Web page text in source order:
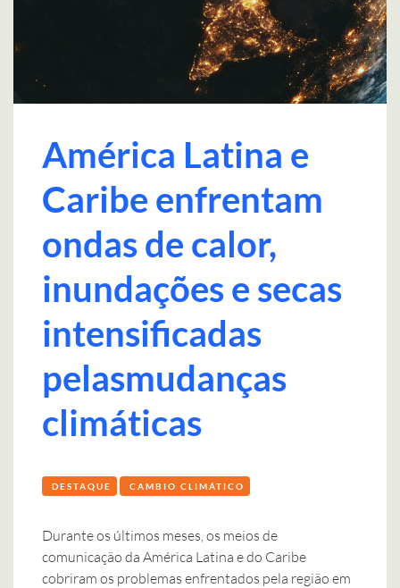
América Latina e
Caribe enfrentam
ondas de calor,
inundações e secas
intensificadas
pelasmudanças
climáticas
DESTAQUE CAMBIO CLIMÁTICO
Durante os últimos meses, os meios de
comunicação da América Latina e do Caribe
cobriram os problemas enfrentados pela região em